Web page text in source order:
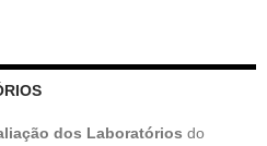
dos Laboratórios do